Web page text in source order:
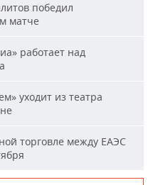
победил
матче
работает над
уходит из театра
торговле между ЕАЭС